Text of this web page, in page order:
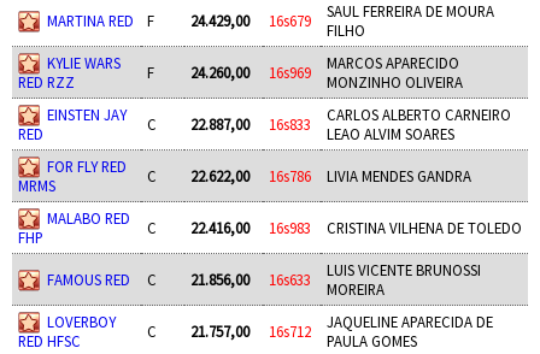
MARTINA RED F 24.429,00 16s679
SAUL FERREIRA DE MOURA
FILHO
KYLIE WARS
RED RZZ
F 24.260,00 16s969
MARCOS APARECIDO
MONZINHO OLIVEIRA
EINSTEN JAY
RED
C 22.887,00 16s833
CARLOS ALBERTO CARNEIRO
LEAO ALVIM SOARES
FOR FLY RED
MRMS
C 22.622,00 16s786 LIVIA MENDES GANDRA
MALABO RED
FHP
C 22.416,00 16s983 CRISTINA VILHENA DE TOLEDO
FAMOUS RED C 21.856,00 16s633
LUIS VICENTE BRUNOSSI
MOREIRA
LOVERBOY
RED HFSC
C 21.757,00 16s712
JAQUELINE APARECIDA DE
PAULA GOMES